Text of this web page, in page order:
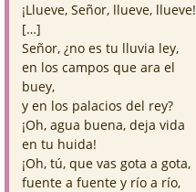
¡Llueve, Señor, llueve, llueve!
[…]
Señor, ¿no es tu lluvia ley,
en los campos que ara el
buey,
y en los palacios del rey?
¡Oh, agua buena, deja vida
en tu huida!
¡Oh, tú, que vas gota a gota,
fuente a fuente y río a río,